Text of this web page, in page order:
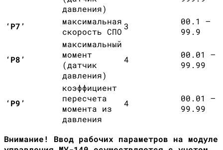
давления)
‘Р7’
максимальная
скорость СПО
3
00.1 –
99.9
‘Р8’
максимальный
момент
(датчик
давления)
4
00.01 –
99.99
‘Р9’
коэффициент
пересчета
момента из
давления
4
00.01 –
99.99
Внимание! Ввод рабочих параметров на модуле